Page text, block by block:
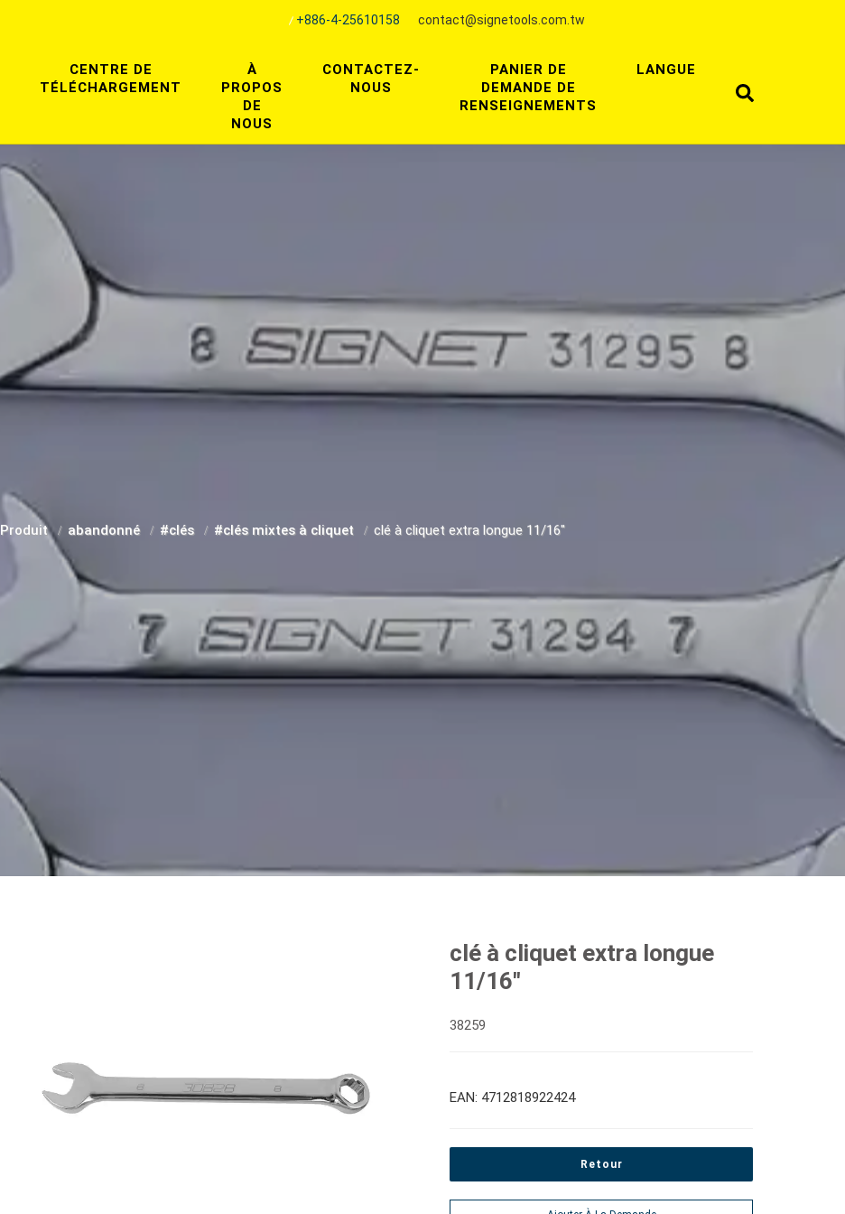
+886-4-25610158 contact@signetools.com.tw
CENTRE DE
TÉLÉCHARGEMENT
À
PROPOS
DE
NOUS
CONTACTEZ-
NOUS
PANIER DE
DEMANDE DE
RENSEIGNEMENTS
LANGUE
Produit abandonné #clés #clés mixtes à cliquet clé à cliquet extra longue 11/16"
clé à cliquet extra longue
11/16"
38259
EAN: 4712818922424
Retour